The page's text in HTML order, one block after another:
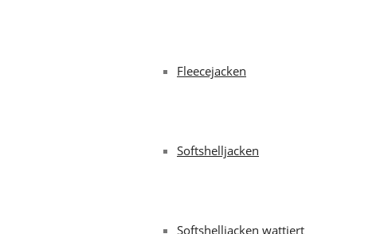
Fleecejacken
Softshelljacken
Softshelljacken wattiert